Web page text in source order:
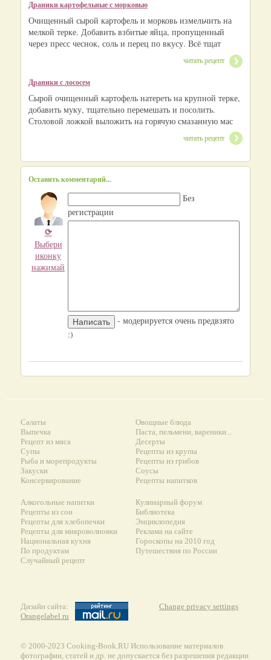
Драники картофельные с морковью
Очищенный сырой картофель и морковь измельчить на
мелкой терке. Добавить взбитые яйца, пропущенный
через пресс чеснок, соль и перец по вкусу. Всё тщат
читать рецепт
Драники с лососем
Сырой очищенный картофель натереть на крупной терке,
добавить муку, тщательно перемешать и посолить.
Столовой ложкой выложить на горячую смазанную мас
читать рецепт
Оставить комментарий...
⟳
Выбери
иконку
нажимай
Без
регистрации
- модерируется очень предвзято
:)
Салаты
Выпечка
Рецепт из мяса
Супы
Рыба и морепродукты
Закуски
Консервирование
Овощные блюда
Паста, пельмени, вареники...
Десерты
Рецепты из крупы
Рецепты из грибов
Соусы
Рецепты напитков
Алкогольные напитки
Рецепты из сои
Рецепты для хлебопечки
Рецепты для микроволновки
Национальная кухня
По продуктам
Случайный рецепт
Кулинарный форум
Библиотека
Энциклопедия
Реклама на сайте
Гороскопы на 2010 год
Путешествия по России
Дизайн сайта:
Orangelabel.ru
Change privacy settings
© 2000-2023 Сooking-Book.RU Использование материалов
фотографии, статей и др. не допускается без разрешения редакции